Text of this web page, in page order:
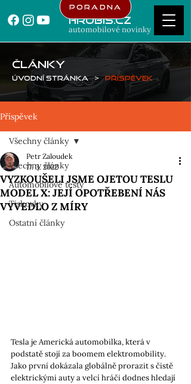
Hrubis.cz
automobilové novinky
Poradna
ČLÁNKY
Úvodní stránka > Příspěvek
Příspěvek
Všechny články
Automobilové testy
Tiskovky
Ostatní články
Všechny články
VYZKOUŠELI JSME OJETOU TESLU
MODEL X: JEJÍ OPOTŘEBENÍ NÁS
VYVEDLO Z MÍRY
Petr Zaloudek
17. 3. 2022
Tesla je Americká automobilka, která v
podstatě stojí za boomem elektromobility.
Jako první dokázala globálně prorazit s čistě
elektrickými auty a velcí hráči dodnes hledají